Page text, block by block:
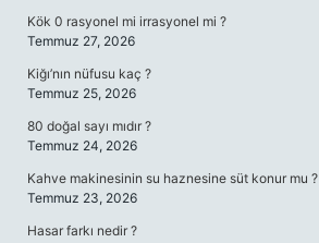
Kök 0 rasyonel mi irrasyonel mi ?
Temmuz 27, 2026
Kiğı’nın nüfusu kaç ?
Temmuz 25, 2026
80 doğal sayı mıdır ?
Temmuz 24, 2026
Kahve makinesinin su haznesine süt konur mu ?
Temmuz 23, 2026
Hasar farkı nedir ?